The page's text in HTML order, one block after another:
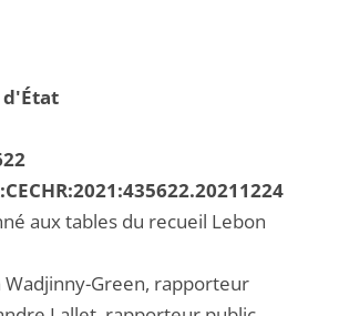
d'État
aux tables du recueil Lebon
Wadjinny-Green, rapporteur